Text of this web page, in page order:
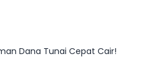
Dana Tunai Cepat Cair!